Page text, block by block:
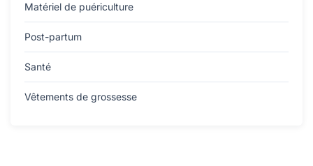
Matériel de puériculture
Post-partum
Santé
Vêtements de grossesse